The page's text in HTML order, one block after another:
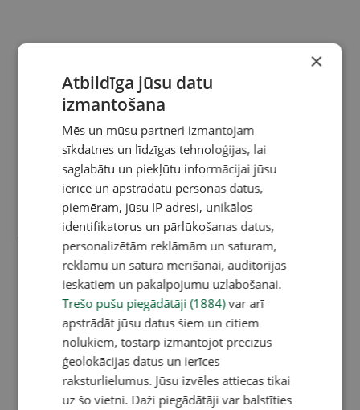
×
Atbildīga jūsu datu
izmantošana
Mēs un mūsu partneri izmantojam
sīkdatnes un līdzīgas tehnoloģijas, lai
saglabātu un piekļūtu informācijai jūsu
ierīcē un apstrādātu personas datus,
piemēram, jūsu IP adresi, unikālos
identifikatorus un pārlūkošanas datus,
personalizētām reklāmām un saturam,
reklāmu un satura mērīšanai, auditorijas
ieskatiem un pakalpojumu uzlabošanai.
Trešo pušu piegādātāji (1884)var arī
apstrādāt jūsu datus šiem un citiem
nolūkiem, tostarp izmantojot precīzus
ģeolokācijas datus un ierīces
raksturlielumus. Jūsu izvēles attiecas tikai
uz šo vietni. Daži piegādātāji var balstīties